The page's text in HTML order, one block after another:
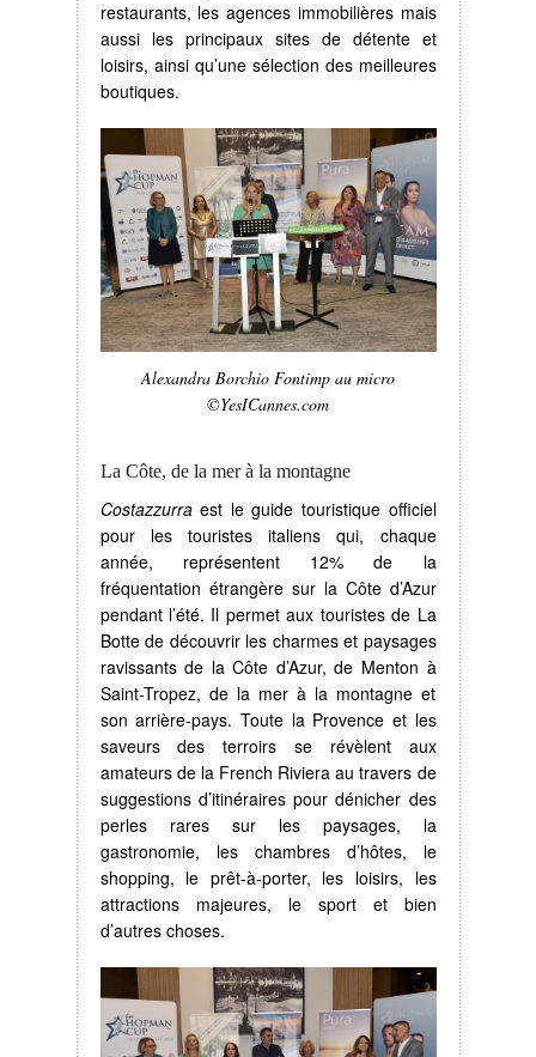
restaurants, les agences immobilières mais
aussi les principaux sites de détente et
loisirs, ainsi qu’une sélection des meilleures
boutiques.
Alexandra Borchio Fontimp au micro
©YesICannes.com
La Côte, de la mer à la montagne
Costazzurraest le guide touristique officiel
pour les touristes italiens qui, chaque
année, représentent 12% de la
fréquentation étrangère sur la Côte d’Azur
pendant l’été. Il permet aux touristes de La
Botte de découvrir les charmes et paysages
ravissants de la Côte d’Azur, de Menton à
Saint-Tropez, de la mer à la montagne et
son arrière-pays. Toute la Provence et les
saveurs des terroirs se révèlent aux
amateurs de la French Riviera au travers de
suggestions d’itinéraires pour dénicher des
perles rares sur les paysages, la
gastronomie, les chambres d’hôtes, le
shopping, le prêt-à-porter, les loisirs, les
attractions majeures, le sport et bien
d’autres choses.